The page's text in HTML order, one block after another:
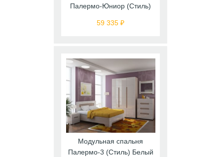
Палермо-Юниор (Стиль)
59 335 ₽
Модульная спальня
Палермо-3 (Стиль) Белый